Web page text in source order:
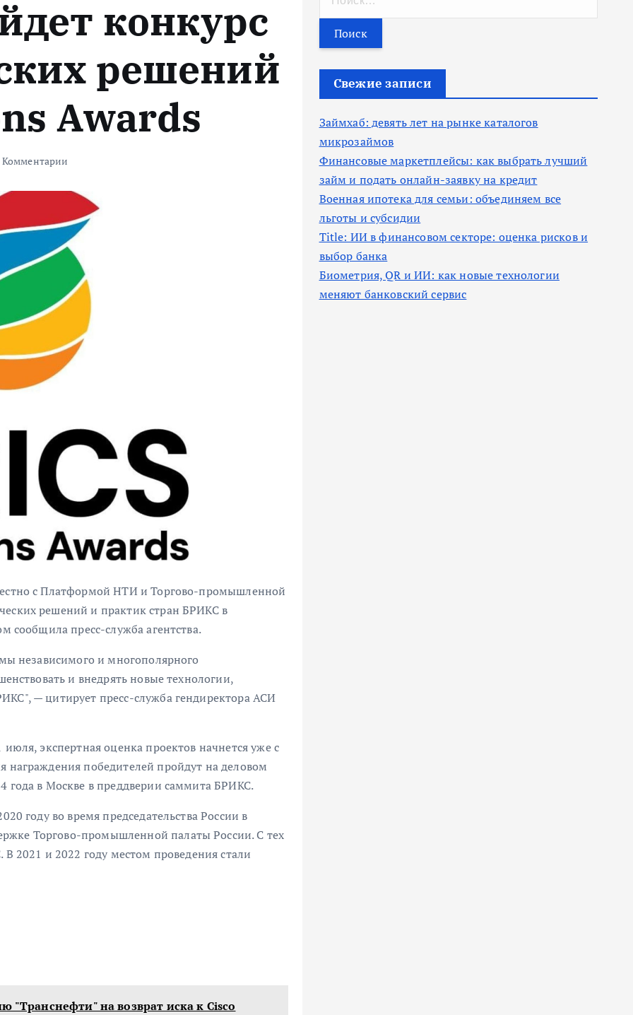
конкурс
решений
Awards
Комментарии
с Платформой НТИ и Торгово-промышленной
решений и практик стран БРИКС в
сообщила пресс-служба агентства.
независимого и многополярного
и внедрять новые технологии,
— цитирует пресс-служба гендиректора АСИ
экспертная оценка проектов начнется уже с
награждения победителей пройдут на деловом
года в Москве в преддверии саммита БРИКС.
году во время председательства России в
Торгово-промышленной палаты России. С тех
2021 и 2022 году местом проведения стали
"Транснефти" на возврат иска к Cisco
т
и
Свежие записи
Займхаб: девять лет на рынке каталогов
микрозаймов
Финансовые маркетплейсы: как выбрать лучший
займ и подать онлайн-заявку на кредит
Военная ипотека для семьи: объединяем все
льготы и субсидии
Title: ИИ в финансовом секторе: оценка рисков и
выбор банка
Биометрия, QR и ИИ: как новые технологии
меняют банковский сервис